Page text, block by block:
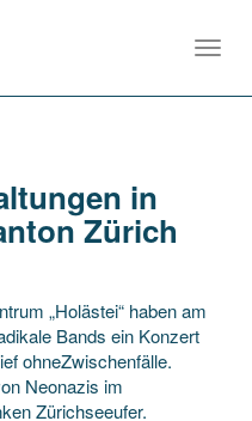
in
Zürich
„Holästei“ haben am
Bands ein Konzert
ohneZwischenfälle.
Neonazis im
Zürichseeufer.